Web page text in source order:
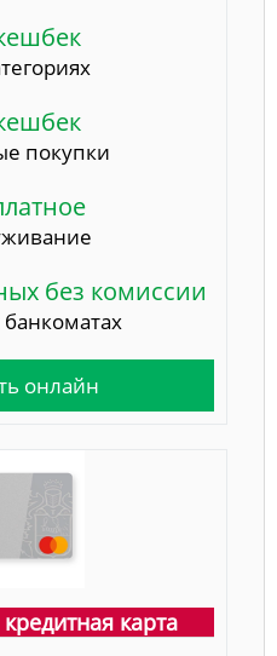
покупки
без комиссии
онлайн
карта